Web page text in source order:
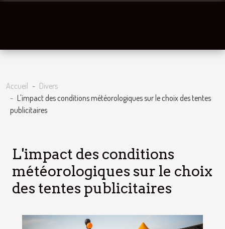
Accueil
Divers
L'impact des conditions météorologiques sur le choix des tentes
publicitaires
L'impact des conditions
météorologiques sur le choix
des tentes publicitaires